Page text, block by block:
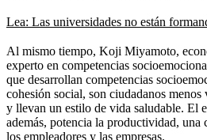
Lea: Las universidades no están
Al mismo tiempo, Koji Miyamoto,
experto en competencias
que desarrollan competencias
cohesión social, son ciudadanos
y llevan un estilo de vida saludable. El
además, potencia la productividad, una
los empleadores y las empresas.